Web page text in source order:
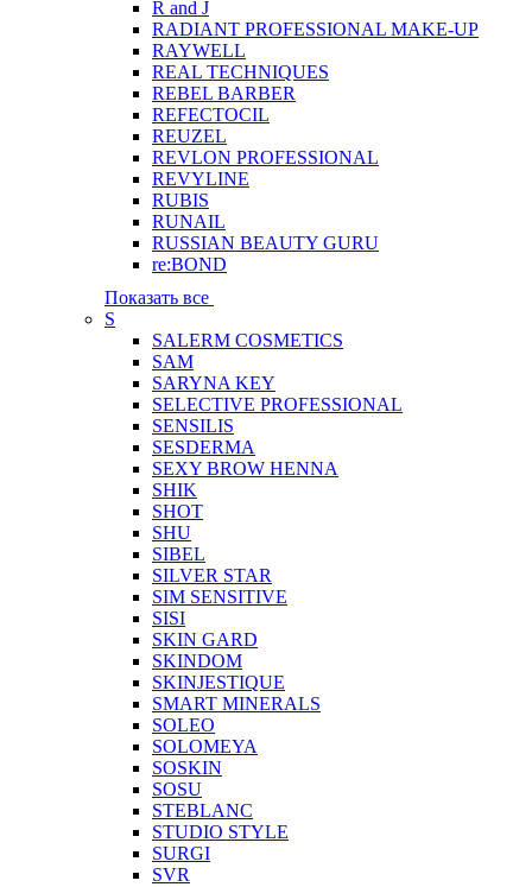
R and J
RADIANT PROFESSIONAL MAKE-UP
RAYWELL
REAL TECHNIQUES
REBEL BARBER
REFECTOCIL
REUZEL
REVLON PROFESSIONAL
REVYLINE
RUBIS
RUNAIL
RUSSIAN BEAUTY GURU
re:BOND
Показать все
S
SALERM COSMETICS
SAM
SARYNA KEY
SELECTIVE PROFESSIONAL
SENSILIS
SESDERMA
SEXY BROW HENNA
SHIK
SHOT
SHU
SIBEL
SILVER STAR
SIM SENSITIVE
SISI
SKIN GARD
SKINDOM
SKINJESTIQUE
SMART MINERALS
SOLEO
SOLOMEYA
SOSKIN
SOSU
STEBLANC
STUDIO STYLE
SURGI
SVR